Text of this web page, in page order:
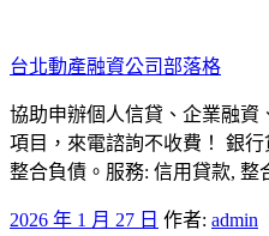
至
主
要
內
容
台北動產融資公司部落格
協助申辦個人信貸、企業融資
項目，來電諮詢不收費！ 銀
整合負債。服務: 信用貸款, 整
發
2026 年 1 月 27 日 作者: admin